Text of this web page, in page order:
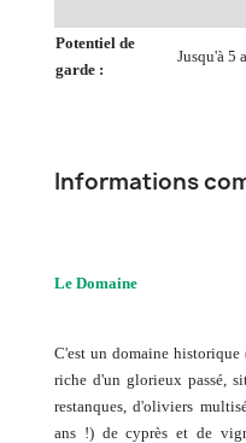
Potentiel de
garde :
Jusqu'à 5
Informations
Le Domaine
C'est un domaine historique
riche d'un glorieux passé,
restanques, d'oliviers
ans !) de cyprès et de